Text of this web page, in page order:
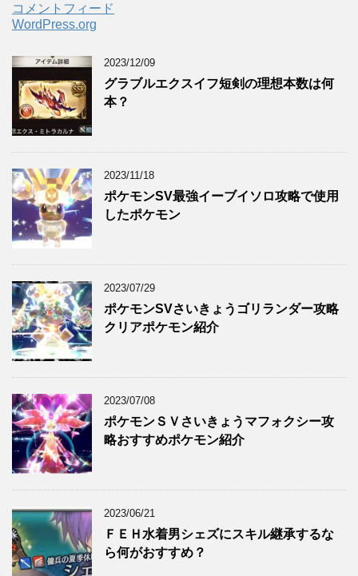
コメントフィード
WordPress.org
2023/12/09
グラブルエクスイフ短剣の理想本数は何
本？
2023/11/18
ポケモンSV最強イーブイソロ攻略で使用
したポケモン
2023/07/29
ポケモンSVさいきょうゴリランダー攻略
クリアポケモン紹介
2023/07/08
ポケモンＳＶさいきょうマフォクシー攻
略おすすめポケモン紹介
2023/06/21
ＦＥＨ水着男シェズにスキル継承するな
ら何がおすすめ？